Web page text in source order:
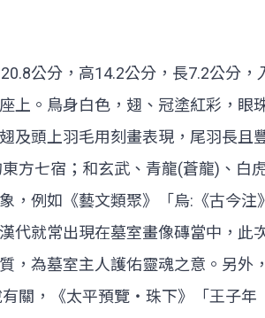
公分，高14.2公分，長7.2公分
。鳥身白色，翅、冠塗紅彩，眼
頭上羽毛用刻畫表現，尾羽長且
方七宿；和玄武、青龍(蒼龍)、白
例如《藝文類聚》「烏:《古今
就常出現在墓室畫像磚當中，此
為墓室主人護佑靈魂之意。另外
關，《太平預覽‧珠下》「王子年